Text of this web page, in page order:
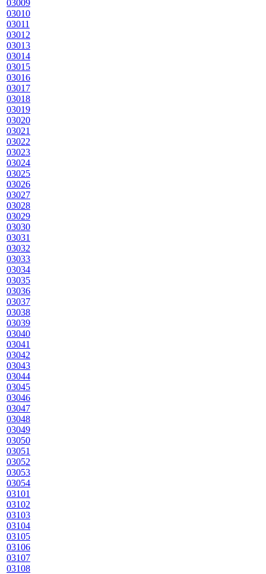
03009
03010
03011
03012
03013
03014
03015
03016
03017
03018
03019
03020
03021
03022
03023
03024
03025
03026
03027
03028
03029
03030
03031
03032
03033
03034
03035
03036
03037
03038
03039
03040
03041
03042
03043
03044
03045
03046
03047
03048
03049
03050
03051
03052
03053
03054
03101
03102
03103
03104
03105
03106
03107
03108